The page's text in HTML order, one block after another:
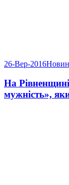
26-Вер-2016
На
мужність»,